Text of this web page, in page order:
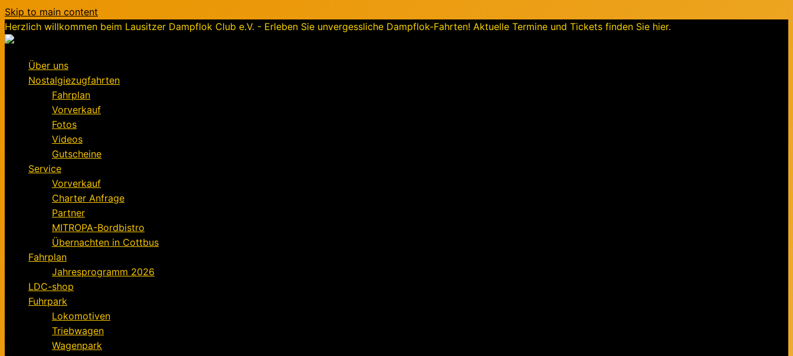
Skip to main content
Herzlich willkommen beim Lausitzer Dampflok Club e.V. - Erleben Sie unvergessliche Dampflok-Fahrten! Aktuelle Termine und Tickets finden Sie hier.
Über uns
Nostalgiezugfahrten
Fahrplan
Vorverkauf
Fotos
Videos
Gutscheine
Service
Vorverkauf
Charter Anfrage
Partner
MITROPA-Bordbistro
Übernachten in Cottbus
Fahrplan
Jahresprogramm 2026
LDC-shop
Fuhrpark
Lokomotiven
Triebwagen
Wagenpark